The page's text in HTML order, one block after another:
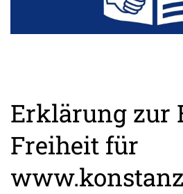
Erklärung zur
Freiheit für